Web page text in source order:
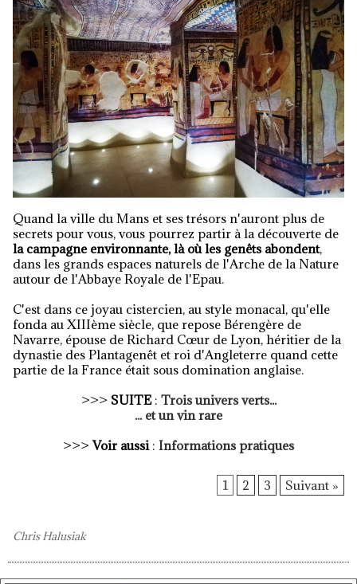
Quand la ville du Mans et ses trésors n'auront plus de
secrets pour vous, vous pourrez partir à la découverte de
la campagne environnante, là où les genêts abondent,
dans les grands espaces naturels de l'Arche de la Nature
autour de l'Abbaye Royale de l'Epau.
C'est dans ce joyau cistercien, au style monacal, qu'elle
fonda au XIIIème siècle, que repose Bérengère de
Navarre, épouse de Richard Cœur de Lyon, héritier de la
dynastie des Plantagenêt et roi d'Angleterre quand cette
partie de la France était sous domination anglaise.
>>> SUITE: Trois univers verts...
... et un vin rare
>>>Voir aussi: Informations pratiques
1 2 3 Suivant »
Chris Halusiak